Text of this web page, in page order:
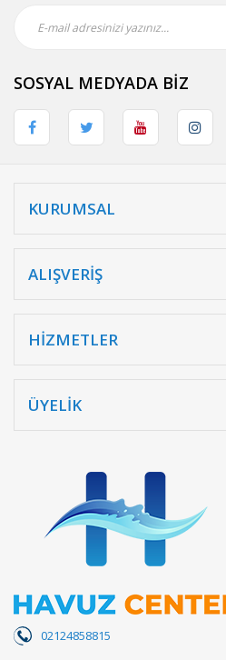
SOSYAL MEDYADA BİZ
KURUMSAL
ALIŞVERİŞ
HİZMETLER
ÜYELİK
02124858815